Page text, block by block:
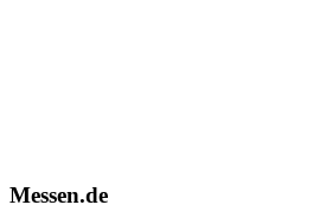
Messen.de